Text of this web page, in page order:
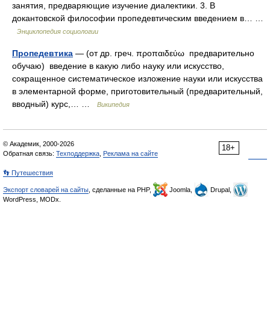
занятия, предваряющие изучение диалектики. 3. В
докантовской философии пропедевтическим введением в… …
Энциклопедия социологии
Пропедевтика — (от др. греч. προπαιδεύω предварительно
обучаю) введение в какую либо науку или искусство,
сокращенное систематическое изложение науки или искусства
в элементарной форме, приготовительный (предварительный,
вводный) курс,… …
Википедия
18+
© Академик, 2000-2026
Обратная связь: Техподдержка Реклама на сайте
👣 Путешествия
Экспорт словарей на сайты , сделанные на PHP, Joomla,
Drupal,
WordPress, MODx.